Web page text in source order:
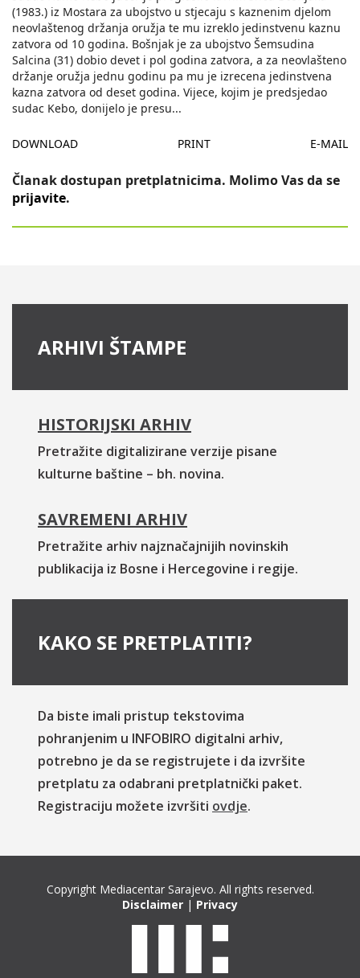
(1983.) iz Mostara za ubojstvo u stjecaju s kaznenim djelom
neovlaštenog držanja oružja te mu izreklo jedinstvenu kaznu
zatvora od 10 godina. Bošnjak je za ubojstvo Šemsudina
Salcina (31) dobio devet i pol godina zatvora, a za neovlašteno
držanje oružja jednu godinu pa mu je izrecena jedinstvena
kazna zatvora od deset godina. Vijece, kojim je predsjedao
sudac Kebo, donijelo je presu...
DOWNLOAD PRINT E-MAIL
Članak dostupan pretplatnicima. Molimo Vas da se
prijavite.
ARHIVI ŠTAMPE
HISTORIJSKI ARHIV
Pretražite digitalizirane verzije pisane
kulturne baštine – bh. novina.
SAVREMENI ARHIV
Pretražite arhiv najznačajnijih novinskih
publikacija iz Bosne i Hercegovine i regije.
KAKO SE PRETPLATITI?
Da biste imali pristup tekstovima
pohranjenim u INFOBIRO digitalni arhiv,
potrebno je da se registrujete i da izvršite
pretplatu za odabrani pretplatnički paket.
Registraciju možete izvršiti ovdje.
Copyright Mediacentar Sarajevo. All rights reserved.
Disclaimer | Privacy